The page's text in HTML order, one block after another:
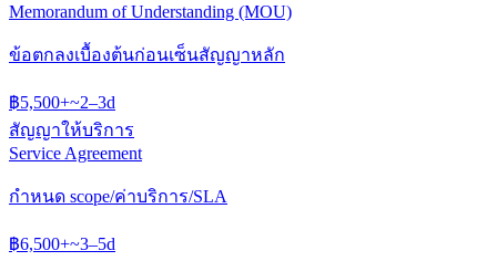
Memorandum of Understanding (MOU)
ข้อตกลงเบื้องต้นก่อนเซ็นสัญญาหลัก
฿5,500+~2–3d
สัญญาให้บริการ
Service Agreement
กำหนด scope/ค่าบริการ/SLA
฿6,500+~3–5d